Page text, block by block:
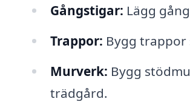
Gångstigar: Lägg
Trappor: Bygg trappor
Murverk: Bygg
trädgård.